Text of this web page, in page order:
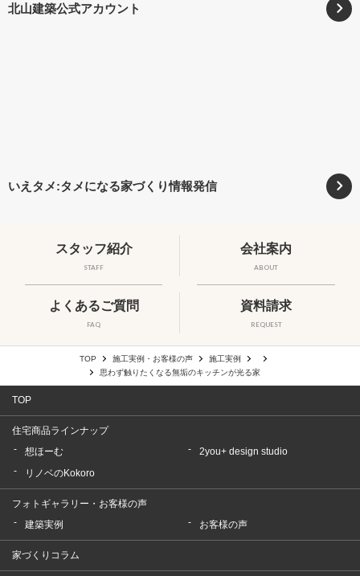
北山建築公式アカウント
いえタメ:タメになる家づくり情報発信
スタッフ紹介
STAFF
会社案内
ABOUT
よくあるご質問
FAQ
資料請求
REQUEST
TOP 施工実例・お客様の声
施工実例
思わず触りたくなる無垢のキッチンが光る家
TOP
住宅商品ラインナップ
想ほーむ
2you+ design studio
リノベのKokoro
フォトギャラリー・お客様の声
建築実例
お客様の声
家づくりコラム